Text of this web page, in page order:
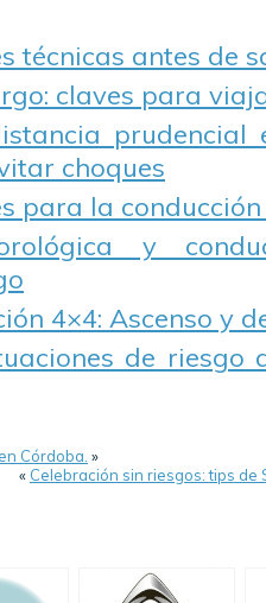
técnicas antes de
claves para
prudencial
choques
para la
y
4×4: Ascenso y
de riesgo
Córdoba. »
« Celebración sin riesgos: tips de